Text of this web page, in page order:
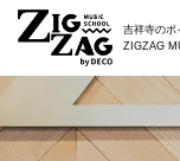
吉祥寺のボ
ZIGZAG